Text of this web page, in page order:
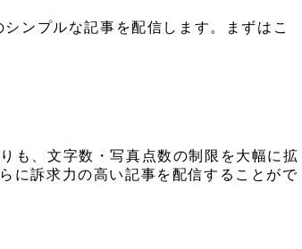
ンプルな記事を配信します。まずはこ
も、文字数・写真点数の制限を大幅に拡
に訴求力の高い記事を配信することがで